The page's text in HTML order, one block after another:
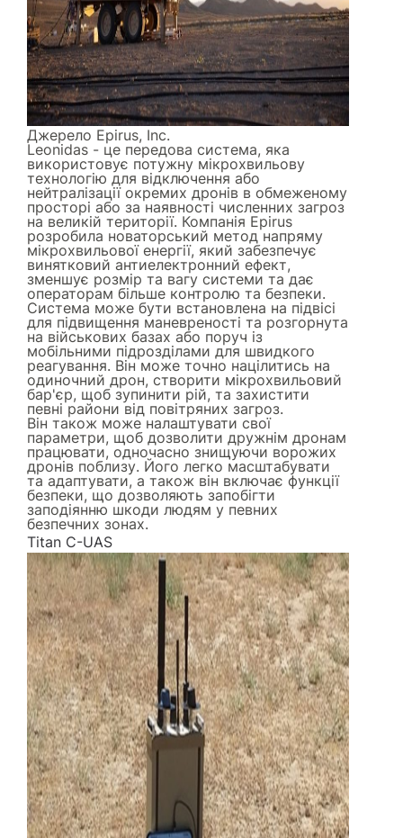
Джерело Epirus, Inc.
Leonidas - це передова система, яка
використовує потужну мікрохвильову
технологію для відключення або
нейтралізації окремих дронів в обмеженому
просторі або за наявності численних загроз
на великій території. Компанія Epirus
розробила новаторський метод напряму
мікрохвильової енергії, який забезпечує
винятковий антиелектронний ефект,
зменшує розмір та вагу системи та дає
операторам більше контролю та безпеки.
Система може бути встановлена на підвісі
для підвищення маневреності та розгорнута
на військових базах або поруч із
мобільними підрозділами для швидкого
реагування. Він може точно націлитись на
одиночний дрон, створити мікрохвильовий
бар'єр, щоб зупинити рій, та захистити
певні райони від повітряних загроз.
Він також може налаштувати свої
параметри, щоб дозволити дружнім дронам
працювати, одночасно знищуючи ворожих
дронів поблизу. Його легко масштабувати
та адаптувати, а також він включає функції
безпеки, що дозволяють запобігти
заподіянню шкоди людям у певних
безпечних зонах.
Titan C-UAS